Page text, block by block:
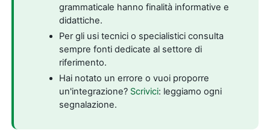
grammaticale hanno finalità informative e
didattiche.
Per gli usi tecnici o specialistici consulta
sempre fonti dedicate al settore di
riferimento.
Hai notato un errore o vuoi proporre
un'integrazione? Scrivici: leggiamo ogni
segnalazione.